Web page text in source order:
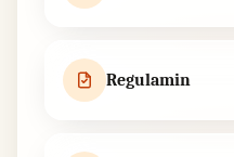
Regulamin